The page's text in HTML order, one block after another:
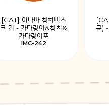
[CAT] 이나바 참치비스
크 컵 - 가다랑어&참치&
가다랑어포
IMC-242
균)